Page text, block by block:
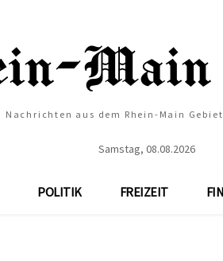
Nachrichten aus dem Rhein-Main Gebiet
Samstag, 08.08.2026
POLITIK FREIZEIT